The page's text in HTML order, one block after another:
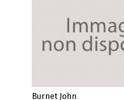
Burnet John